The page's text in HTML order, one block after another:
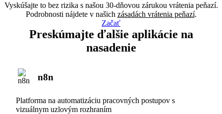
Vyskúšajte to bez rizika s našou 30-dňovou zárukou vrátenia peňazí.
Podrobnosti nájdete v našich zásadách vrátenia peňazí.
Začať
Preskúmajte ďalšie aplikácie na
nasadenie
n8n
Platforma na automatizáciu pracovných postupov s
vizuálnym uzlovým rozhraním